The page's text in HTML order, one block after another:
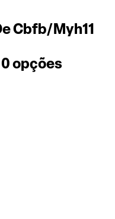
Cbfb/Myh11
0 opções